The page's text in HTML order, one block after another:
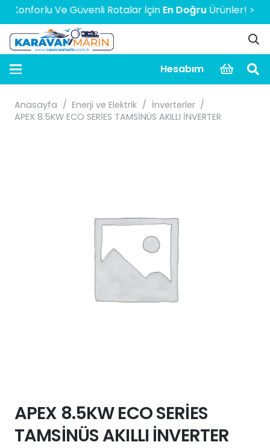
Ve Güvenli Rotalar İçinEn DoğruÜrünler! > > > > >
Hesabım
Anasayfa / Enerji ve Elektrik / İnverterler /
APEX 8.5KW ECO SERİES TAMSİNÜS AKILLI İNVERTER
APEX 8.5KW ECO SERİES
TAMSİNÜS AKILLI İNVERTER